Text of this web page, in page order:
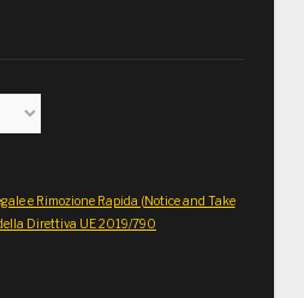
e Rimozione Rapida (Notice and Take
Direttiva UE 2019/790